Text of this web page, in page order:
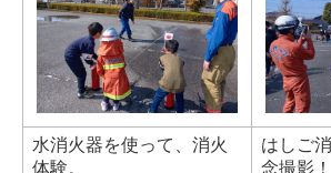
水消火器を使って、消火
体験。
はしご
念撮影！